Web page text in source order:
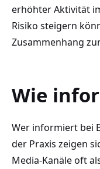
erhöhter Aktivität
Risiko steigern
Zusammenhang
Wie
Wer informiert bei
der Praxis zeigen
Media-Kanäle oft